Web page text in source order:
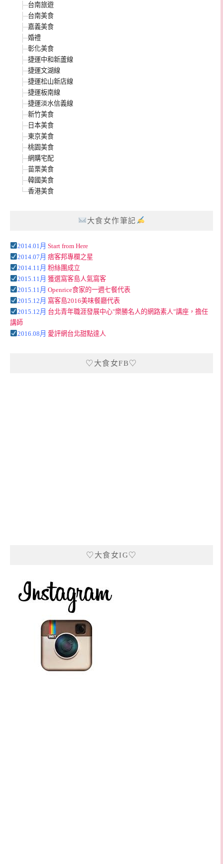
台南旅遊
台南美食
嘉義美食
婚禮
彰化美食
捷運中和新蘆線
捷運文湖線
捷運松山新店線
捷運板南線
捷運淡水信義線
新竹美食
日本美食
東京美食
桃園美食
網購宅配
苗栗美食
韓國美食
香港美食
大食女作筆記
2014.01月 Start from Here
2014.07月 痞客邦專欄之星
2014.11月 粉絲團成立
2015.11月 獲選窩客島人氣窩客
2015.11月 Openrice食家的一週七餐代表
2015.12月 窩客島2016美味餐廳代表
2015.12月 台北青年職涯發展中心"樂勝名人的網路素人"講座，擔任
講師
2016.08月 愛評網台北甜點達人
♡大食女FB♡
♡大食女IG♡